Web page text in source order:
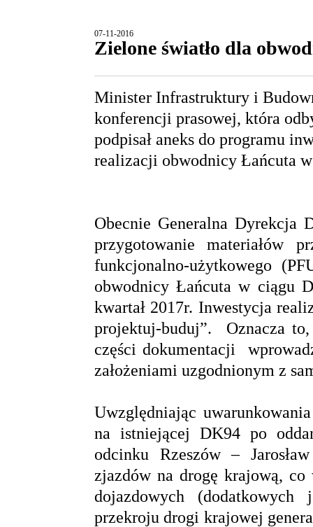
07-11-2016
Zielone światło dla
Minister Infrastruktury i
konferencji prasowej, która
podpisał aneks do programu
realizacji obwodnicy Łańcuta
Obecnie Generalna Dyrekcja
przygotowanie materiałów
funkcjonalno-użytkowego
obwodnicy Łańcuta w ciągu
kwartał 2017r. Inwestycja
projektuj-buduj”. Oznacza
części dokumentacji
założeniami uzgodnionym z
Uwzględniając
na istniejącej DK94 po
odcinku Rzeszów –
zjazdów na drogę krajową,
dojazdowych (dodatkowych
przekroju drogi krajowej